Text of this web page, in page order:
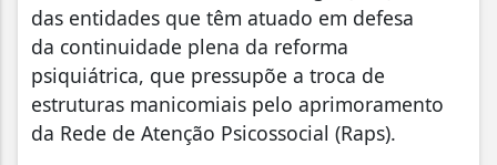
das entidades que têm atuado em defesa
da continuidade plena da reforma
psiquiátrica, que pressupõe a troca de
estruturas manicomiais pelo aprimoramento
da Rede de Atenção Psicossocial (Raps).